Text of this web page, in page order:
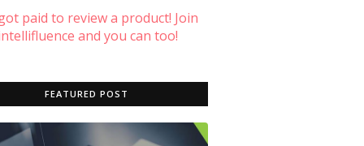
paid to review a product! Join
and you can too!
FEATURED POST